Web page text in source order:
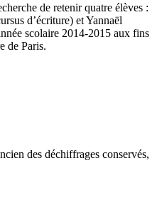
de retenir quatre élèves :
d’écriture) et Yannaël
scolaire 2014-2015 aux fins
de Paris.
des déchiffrages conservés,